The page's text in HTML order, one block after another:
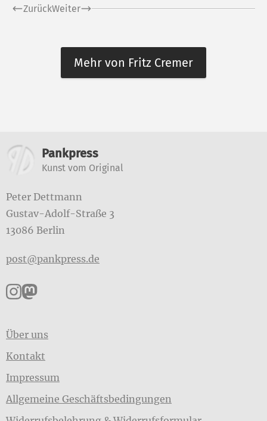
ZurückWeiter
Mehr von Fritz Cremer
Weitere Informationen
Pankpress
Kunst vom Original
Peter Dettmann
Gustav-Adolf-Straße 3
13086 Berlin
post@pankpress.de
Pankpress auf Instagram
Pankpress auf Mastodon
Über uns
Kontakt
Impressum
Allgemeine Geschäftsbedingungen